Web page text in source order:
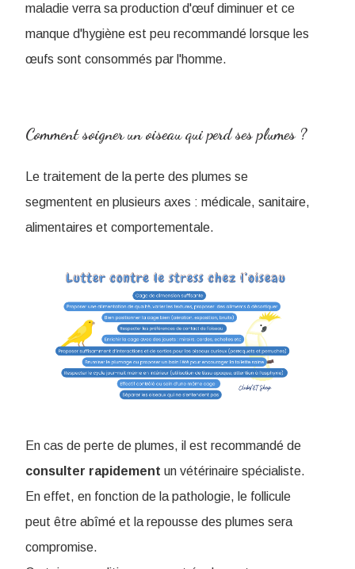
maladie verra sa production d'œuf diminuer et ce
manque d'hygiène est peu recommandé lorsque les
œufs sont consommés par l'homme.
Comment soigner un oiseau qui perd ses plumes ?
Le traitement de la perte des plumes se
segmentent en plusieurs axes : médicale, sanitaire,
alimentaires et comportementale.
En cas de perte de plumes, il est recommandé de
consulter rapidement un vétérinaire spécialiste.
En effet, en fonction de la pathologie, le follicule
peut être abîmé et la repousse des plumes sera
compromise.